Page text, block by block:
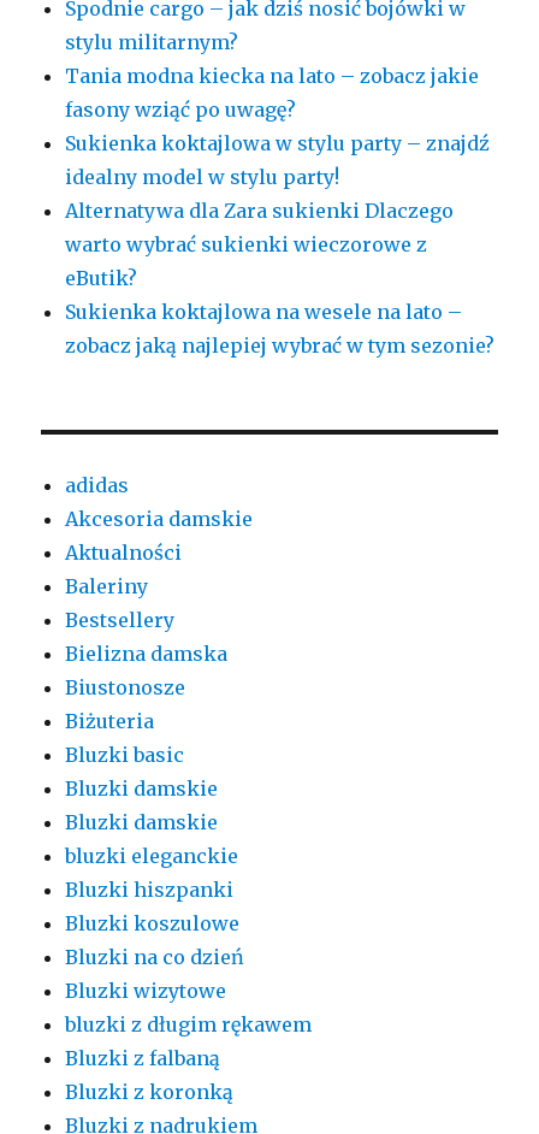
Spodnie cargo – jak dziś nosić bojówki w
stylu militarnym?
Tania modna kiecka na lato – zobacz jakie
fasony wziąć po uwagę?
Sukienka koktajlowa w stylu party – znajdź
idealny model w stylu party!
Alternatywa dla Zara sukienki Dlaczego
warto wybrać sukienki wieczorowe z
eButik?
Sukienka koktajlowa na wesele na lato –
zobacz jaką najlepiej wybrać w tym sezonie?
adidas
Akcesoria damskie
Aktualności
Baleriny
Bestsellery
Bielizna damska
Biustonosze
Biżuteria
Bluzki basic
Bluzki damskie
Bluzki damskie
bluzki eleganckie
Bluzki hiszpanki
Bluzki koszulowe
Bluzki na co dzień
Bluzki wizytowe
bluzki z długim rękawem
Bluzki z falbaną
Bluzki z koronką
Bluzki z nadrukiem